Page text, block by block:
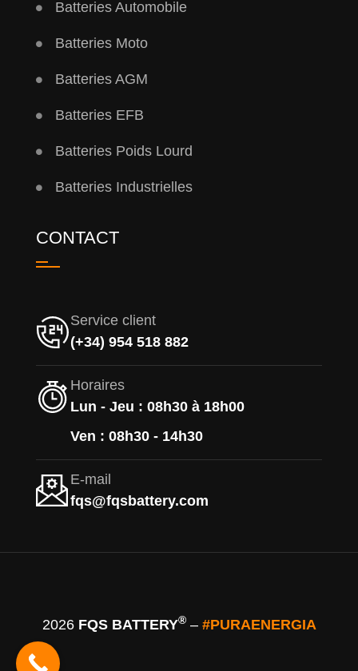
Batteries Automobile
Batteries Moto
Batteries AGM
Batteries EFB
Batteries Poids Lourd
Batteries Industrielles
CONTACT
Service client
(+34) 954 518 882
Horaires
Lun - Jeu : 08h30 à 18h00
Ven : 08h30 - 14h30
E-mail
fqs@fqsbattery.com
2026 FQS BATTERY®– #PURAENERGIA